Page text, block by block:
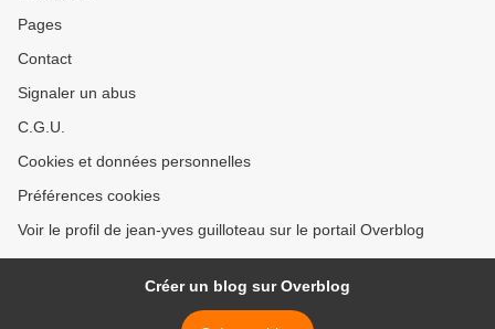
Pages
Contact
Signaler un abus
C.G.U.
Cookies et données personnelles
Préférences cookies
Voir le profil de jean-yves guilloteau sur le portail Overblog
Créer un blog sur Overblog